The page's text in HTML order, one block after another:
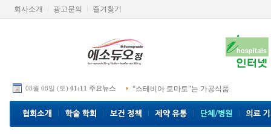
회사소개 광고문의 즐겨찾기
08월 08일 (토) 01:11 주요뉴스 “스테비아 토마토”는 가공식품